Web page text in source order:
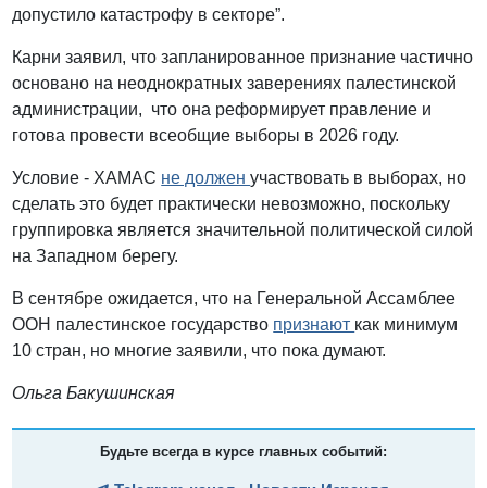
допустило катастрофу в секторе”.
Карни заявил, что запланированное признание частично
основано на неоднократных заверениях палестинской
администрации, что она реформирует правление и
готова провести всеобщие выборы в 2026 году.
Условие - ХАМАС не долженучаствовать в выборах, но
сделать это будет практически невозможно, поскольку
группировка является значительной политической силой
на Западном берегу.
В сентябре ожидается, что на Генеральной Ассамблее
ООН палестинское государство признают как минимум
10 стран, но многие заявили, что пока думают.
Ольга Бакушинская
Будьте всегда в курсе главных событий: